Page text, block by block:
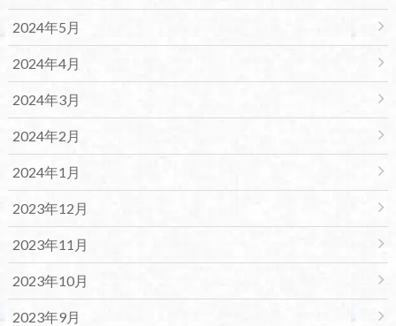
2024年5月
2024年4月
2024年3月
2024年2月
2024年1月
2023年12月
2023年11月
2023年10月
2023年9月